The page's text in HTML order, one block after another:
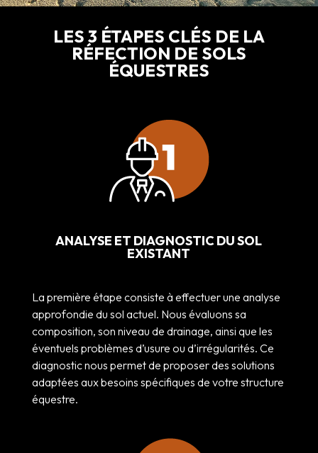
LES 3 ÉTAPES CLÉS DE LA
RÉFECTION DE SOLS
ÉQUESTRES
ANALYSE ET DIAGNOSTIC DU SOL
EXISTANT
La première étape consiste à effectuer une analyse
approfondie du sol actuel. Nous évaluons sa
composition, son niveau de drainage, ainsi que les
éventuels problèmes d’usure ou d’irrégularités. Ce
diagnostic nous permet de proposer des solutions
adaptées aux besoins spécifiques de votre structure
équestre.